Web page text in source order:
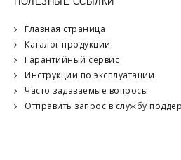
Главная страница
Каталог продукции
Гарантийный сервис
Инструкции по эксплуатации
Часто задаваемые вопросы
Отправить запрос в службу